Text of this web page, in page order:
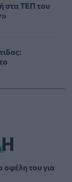
στα ΤΕΠ του
στρέμματα
του για